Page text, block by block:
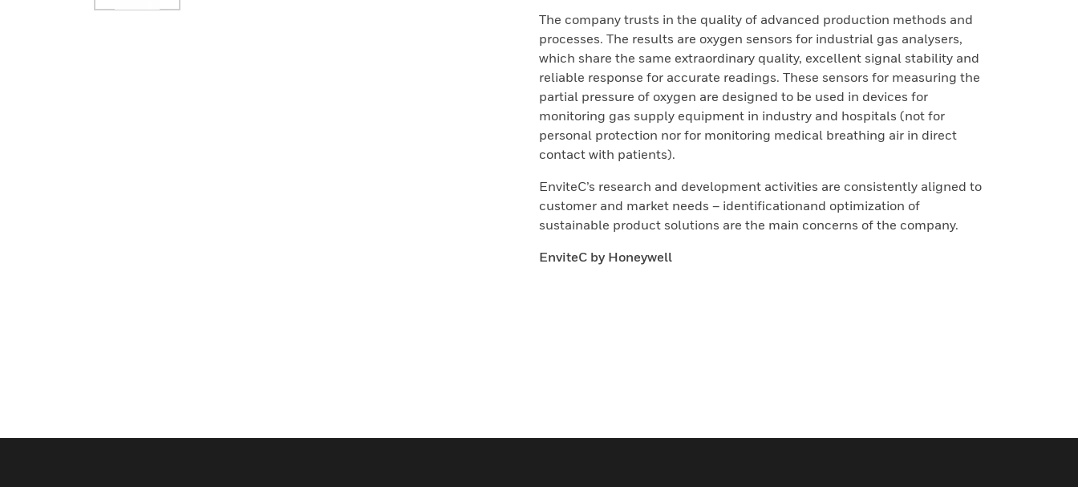
The company trusts in the quality of advanced production methods and
processes. The results are oxygen sensors for industrial gas analysers,
which share the same extraordinary quality, excellent signal stability and
reliable response for accurate readings. These sensors for measuring the
partial pressure of oxygen are designed to be used in devices for
monitoring gas supply equipment in industry and hospitals (not for
personal protection nor for monitoring medical breathing air in direct
contact with patients).
EnviteC’s research and development activities are consistently aligned to
customer and market needs – identificationand optimization of
sustainable product solutions are the main concerns of the company.
EnviteC by Honeywell